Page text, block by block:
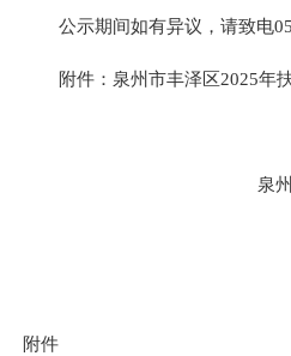
公示期间如有异议，请致电
附件：泉州市丰泽区2025年
泉州市丰泽区农
2026年
附件